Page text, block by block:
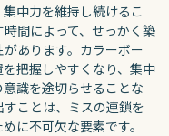
中力を維持し続けるこ
間によって、せっかく築
あります。カラーボー
把握しやすくなり、集中
識を途切らせることな
ことは、ミスの連鎖を
に不可欠な要素です。